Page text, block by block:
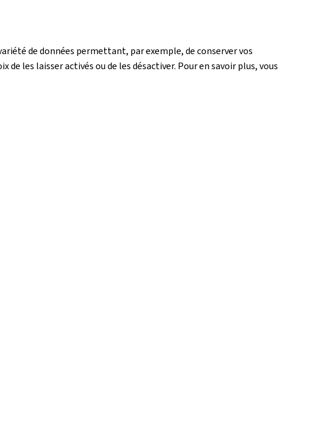
de données permettant, par exemple, de conserver vos
les laisser activés ou de les désactiver. Pour en savoir plus, vous